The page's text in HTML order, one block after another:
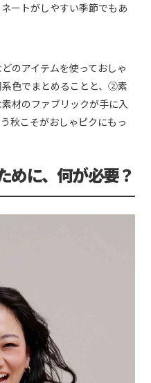
ートがしやすい季節でもあ
のアイテムを使っておしゃ
色でまとめることと、②素
材のファブリックが手に入
秋こそがおしゃピクにもっ
めに、何が必要？